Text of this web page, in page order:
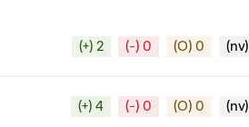
(+) 2 (-) 0 (O) 0
(+) 4 (-) 0 (O) 0